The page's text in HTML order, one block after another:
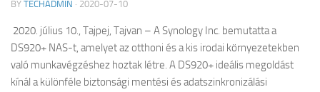
BY TECHADMIN · 2020-07-10
2020. július 10., Tajpej, Tajvan – A Synology Inc. bemutatta a
DS920+ NAS-t, amelyet az otthoni és a kis irodai környezetekben
való munkavégzéshez hoztak létre. A DS920+ ideális megoldást
kínál a különféle biztonsági mentési és adatszinkronizálási